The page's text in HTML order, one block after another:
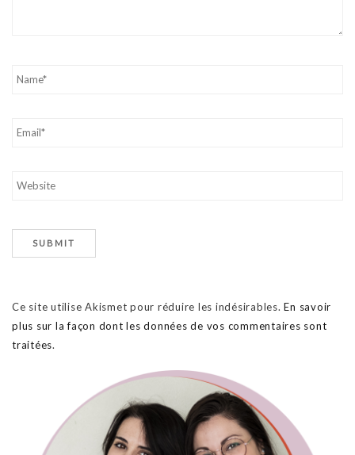
Ce site utilise Akismet pour réduire les indésirables.En savoir
plus sur la façon dont les données de vos commentaires sont
traitées.